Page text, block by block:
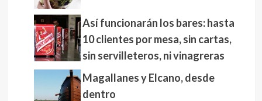
Así funcionarán los bares: hasta
10 clientes por mesa, sin cartas,
sin servilleteros, ni vinagreras
Magallanes y Elcano, desde
dentro